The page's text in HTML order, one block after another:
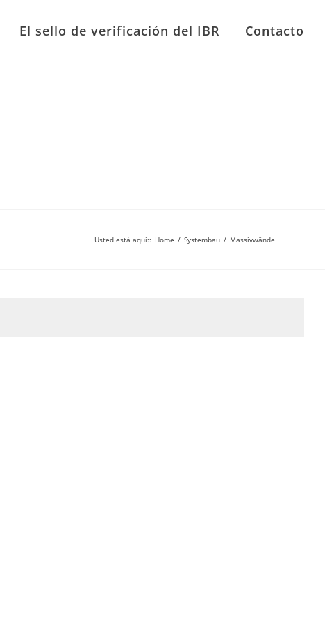
El sello de verificación del IBR Contacto
Usted está aquí:: Home / Systembau / Massivwände